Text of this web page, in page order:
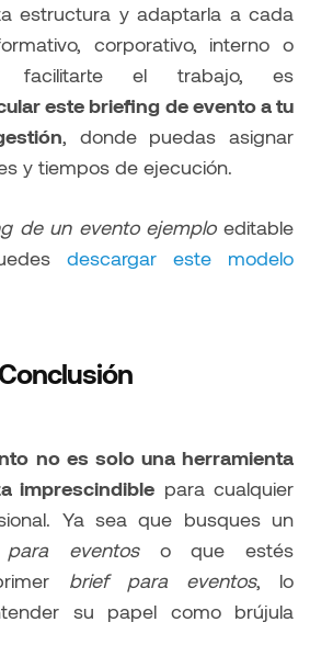
estructura y adaptarla a cada
corporativo, interno o
facilitarte el trabajo, es
este briefing de evento a tu
, donde puedas asignar
y tiempos de ejecución.
de un evento ejemploeditable
descargar este modelo
no es solo una herramienta
imprescindible para cualquier
Ya sea que busques un
eventoso que estés
brief para eventos, lo
su papel como brújula